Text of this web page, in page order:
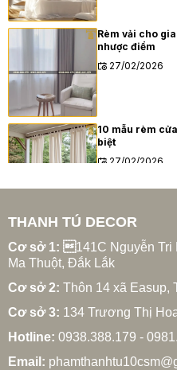
Rèm vải cho
nhược điểm
27/02/2026
10 mẫu rèm
biệt
27/02/2026
Xu hướng rèm
27/02/2026
Cách chọn rèm
27/02/2026
THANH TÚ DECOR
Cơ sở 1: 141C Nguyễn
Ma Thuột, Đắk Lắk
Cơ sở 2: Thôn 14 xã Easup,
Cơ sở 3: 134 Trương Thị
Hotline: 0938.388.179 -
Email: